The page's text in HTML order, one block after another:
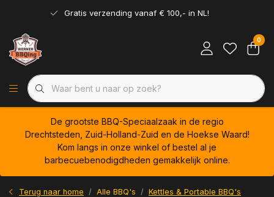
Gratis verzending vanaf € 100,- in NL!
0
De grootste BBQ-Speciaalzaak in de regio
Drechtsteden, Zuid-Holland-Zuid en de Hoekse Waard!
Kom langs in onze winkel of bestel al je
barbecuebenodigdheden gemakkelijk online.
Terug naar home Alle BBQ's
Kettles & Portable BBQ's